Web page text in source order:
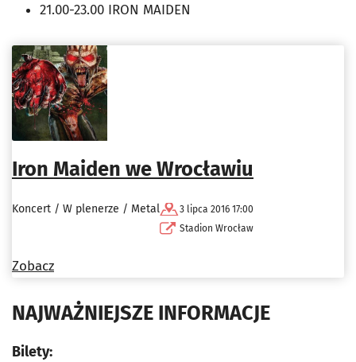
21.00-23.00 IRON MAIDEN
Iron Maiden we Wrocławiu
Koncert / W plenerze / Metal
3 lipca 2016 17:00
Stadion Wrocław
Zobacz
NAJWAŻNIEJSZE INFORMACJE
Bilety: